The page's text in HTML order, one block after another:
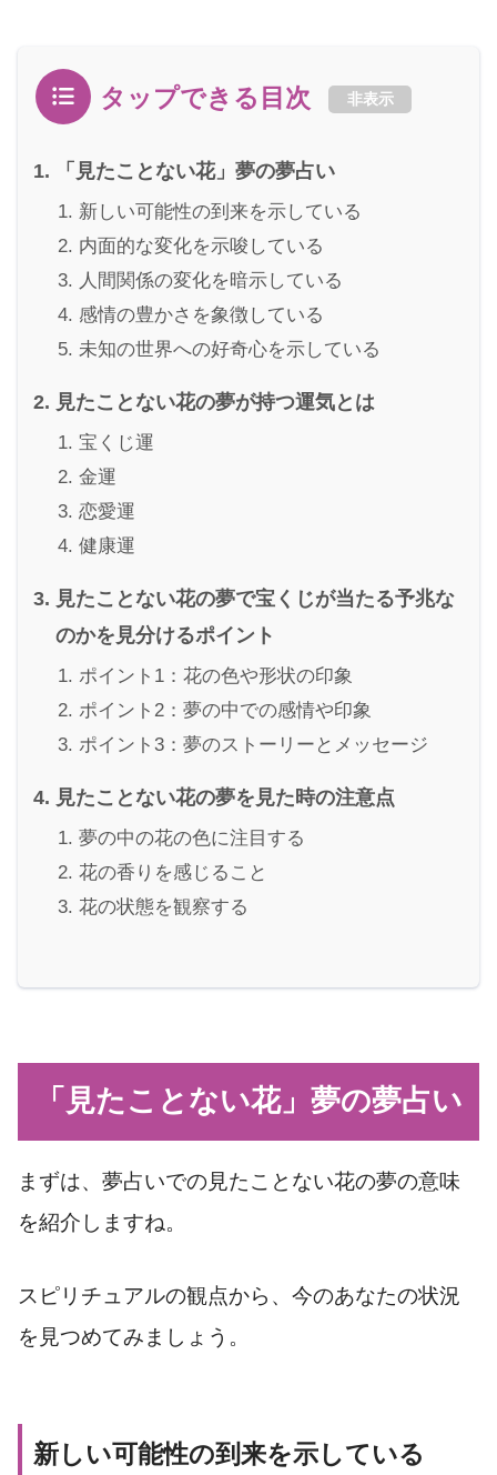
タップできる目次 非表示
「見たことない花」夢の夢占い
新しい可能性の到来を示している
内面的な変化を示唆している
人間関係の変化を暗示している
感情の豊かさを象徴している
未知の世界への好奇心を示している
見たことない花の夢が持つ運気とは
宝くじ運
金運
恋愛運
健康運
見たことない花の夢で宝くじが当たる予兆な
のかを見分けるポイント
ポイント1：花の色や形状の印象
ポイント2：夢の中での感情や印象
ポイント3：夢のストーリーとメッセージ
見たことない花の夢を見た時の注意点
夢の中の花の色に注目する
花の香りを感じること
花の状態を観察する
「見たことない花」夢の夢占い
まずは、夢占いでの見たことない花の夢の意味
を紹介しますね。
スピリチュアルの観点から、今のあなたの状況
を見つめてみましょう。
新しい可能性の到来を示している